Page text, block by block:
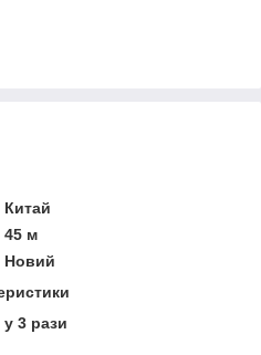
Китай
45 м
Новий
у 3 рази